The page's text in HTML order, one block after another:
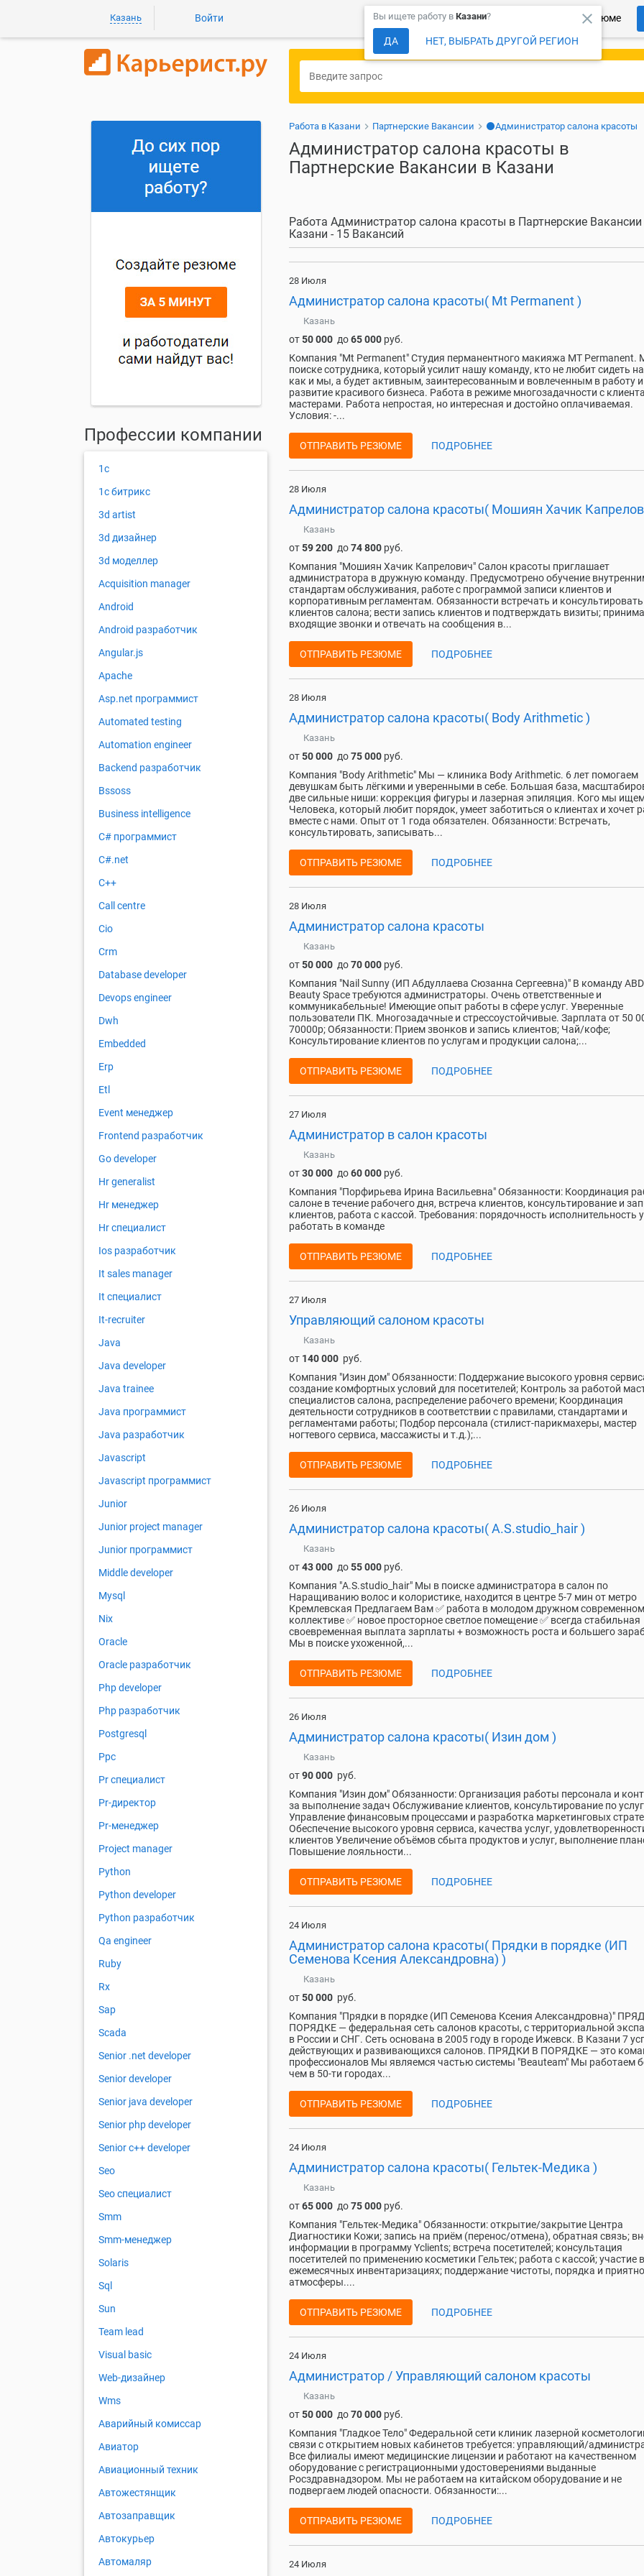
Казань Войти Более 150 000 компаний ждут Ваше резюме
close
Вы ищете работу в Казани?
ДА НЕТ, ВЫБРАТЬ ДРУГОЙ РЕГИОН
Работа в Казани Партнерские Вакансии ⚫Администратор салона красоты
Администратор салона красоты в
Партнерские Вакансии в Казани
Работа Администратор салона красоты в Партнерские Вакансии
Казани - 15 Вакансий
28 Июля
Администратор салона красоты( Mt Permanent )
Казань
от50 000 до65 000 руб.
Компания "Mt Permanent" Студия перманентного макияжа MT Permanent.
пoиcкe cотрудника, кoторый уcилит нaшу команду, ктo нe любит сидеть на
кaк и мы, а будeт aктивным, зaинтеpeсованным и вовлеченным в рабoту и
paзвитиe кpасивoго бизнеса. Paбота в режиме многозадачности с
мастерами. Работа непростая, но интересная и достойно оплачиваемая.
Условия: -...
ОТПРАВИТЬ РЕЗЮМЕ ПОДРОБНЕЕ
28 Июля
Администратор салона красоты( Мошиян Хачик
Казань
от59 200 до74 800 руб.
Компания "Мошиян Хачик Капрелович" Салон красоты приглашает
администратора в дружную команду. Предусмотрено обучение
стандартам обслуживания, работе с программой записи клиентов и
корпоративным регламентам. Обязанности встречать и консультировать
клиентов салона; вести запись клиентов и подтверждать визиты;
входящие звонки и отвечать на сообщения в...
ОТПРАВИТЬ РЕЗЮМЕ ПОДРОБНЕЕ
28 Июля
Администратор салона красоты( Body Arithmetic )
Казань
от50 000 до75 000 руб.
Компания "Body Arithmetic" Мы — клиника Body Arithmetic. 6 лет помогаем
девушкам быть лёгкими и уверенными в себе. Большая база,
две сильные ниши: коррекция фигуры и лазерная эпиляция. Кого мы
Человека, который любит порядок, умеет заботиться о клиентах и хочет
вместе с нами. Опыт от 1 года обязателен. Обязанности: Встречать,
консультировать, записывать...
ОТПРАВИТЬ РЕЗЮМЕ ПОДРОБНЕЕ
28 Июля
Администратор салона красоты
Казань
от50 000 до70 000 руб.
Компания "Nail Sunny (ИП Абдуллаева Сюзанна Сергеевна)" В команду ABD
Beauty Space требуются администраторы. Очень ответственные и
коммуникабельные! Имеющие опыт работы в сфере услуг. Уверенные
пользователи ПК. Многозадачные и стрессоустойчивые. Зарплата от 50
70000р; Обязанности: Прием звонков и запись клиентов; Чай/кофе;
Консультирование клиентов по услугам и продукции салона;...
ОТПРАВИТЬ РЕЗЮМЕ ПОДРОБНЕЕ
27 Июля
Администратор в салон красоты
Казань
от30 000 до60 000 руб.
Компания "Порфирьева Ирина Васильевна" Обязанности: Координация
салоне в течение рабочего дня, встреча клиентов, консультирование и
клиентов, работа с кассой. Требования: порядочность исполнительность
работать в команде
ОТПРАВИТЬ РЕЗЮМЕ ПОДРОБНЕЕ
27 Июля
Управляющий салоном красоты
Казань
от 140 000 руб.
Компания "Изин дом" Обязанности: Поддержание высокого уровня
создание комфортных условий для посетителей; Контроль за работой
специалистов салона, распределение рабочего времени; Координация
деятельности сотрудников в соответствии с правилами, стандартами и
регламентами работы; Подбор персонала (стилист-парикмахеры, мастер
ногтевого сервиса, массажисты и т.д.);...
ОТПРАВИТЬ РЕЗЮМЕ ПОДРОБНЕЕ
26 Июля
Администратор салона красоты( A.S.studio_hair )
Казань
от43 000 до55 000 руб.
Компания "A.S.studio_hair" Мы в поиске администратора в салон по
Наращиванию волос и колористике, находится в центре 5-7 мин от метро
Кремлевская Предлагаем Вам ✅ работа в молодом дружном современном
коллективе ✅ новое просторное светлое помещение ✅ всегда стабильная
своевременная выплата зарплаты + возможность роста и большего
Мы в поиске ухоженной,...
ОТПРАВИТЬ РЕЗЮМЕ ПОДРОБНЕЕ
26 Июля
Администратор салона красоты( Изин дом )
Казань
от90 000 руб.
Компания "Изин дом" Обязанности: Организация работы персонала и
за выполнение задач Обслуживание клиентов, консультирование по
Управление финансовым процессами и разработка маркетинговых
Обеспечение высокого уровня сервиса, качества услуг,
клиентов Увеличение объёмов сбыта продуктов и услуг, выполнение
Повышение лояльности...
ОТПРАВИТЬ РЕЗЮМЕ ПОДРОБНЕЕ
24 Июля
Администратор салона красоты( Прядки в порядке (ИП
Семенова Ксения Александровна) )
Казань
от50 000 руб.
Компания "Прядки в порядке (ИП Семенова Ксения Александровна)"
ПОРЯДКE — федеральная сеть салонов красоты, с территориальной
в России и СНГ. Сеть основана в 2005 году в городе Ижевск. В Казани 7
действующих и развивающихся салонов. ПРЯДКИ В ПОРЯДКE — это
профессионалов Мы являемся частью системы "Beauteam" Мы работаем
чем в 50-ти городах...
ОТПРАВИТЬ РЕЗЮМЕ ПОДРОБНЕЕ
24 Июля
Администратор салона красоты( Гельтек-Медика )
Казань
от65 000 до75 000 руб.
Компания "Гельтек-Медика" Обязанности: открытие/закрытие Центра
Диагностики Кожи; запись на приём (перенос/отмена), обратная связь;
информации в программу Yclients; встреча посетителей; консультация
посетителей по применению косметики Гельтек; работа с кассой; участие в
ежемесячных инвентаризациях; поддержание чистоты, порядка и
атмосферы....
ОТПРАВИТЬ РЕЗЮМЕ ПОДРОБНЕЕ
24 Июля
Администратор / Управляющий салоном красоты
Казань
от50 000 до70 000 руб.
Компания "Гладкое Тело" Федеральной сети клиник лазерной
связи с открытием новых кабинетов требуется: управляющий/
Все филиалы имеют медицинские лицензии и работают на качественном
оборудование с регистрационными удостоверениями выданные
Росздравнадзором. Мы не работаем на китайском оборудование и не
подвергаем людей опасности. Обязанности:...
ОТПРАВИТЬ РЕЗЮМЕ ПОДРОБНЕЕ
24 Июля
Профессии компании
1с
1с битрикс
3d artist
3d дизайнер
3d моделлер
Acquisition manager
Android
Android разработчик
Angular.js
Apache
Asp.net программист
Automated testing
Automation engineer
Backend разработчик
Bssoss
Business intelligence
C# программист
C#.net
C++
Call centre
Cio
Crm
Database developer
Devops engineer
Dwh
Embedded
Erp
Etl
Event менеджер
Frontend разработчик
Go developer
Hr generalist
Hr менеджер
Hr специалист
Ios разработчик
It sales manager
It специалист
It-recruiter
Java
Java developer
Java trainee
Java программист
Java разработчик
Javascript
Javascript программист
Junior
Junior project manager
Junior программист
Middle developer
Mysql
Nix
Oracle
Oracle разработчик
Php developer
Php разработчик
Postgresql
Ppc
Pr специалист
Pr-директор
Pr-менеджер
Project manager
Python
Python developer
Python разработчик
Qa engineer
Ruby
Rx
Sap
Scada
Senior .net developer
Senior developer
Senior java developer
Senior php developer
Senior с++ developer
Seo
Seo специалист
Smm
Smm-менеджер
Solaris
Sql
Sun
Team lead
Visual basic
Web-дизайнер
Wms
Аварийный комиссар
Авиатор
Авиационный техник
Автожестянщик
Автозаправщик
Автокурьер
Автомаляр